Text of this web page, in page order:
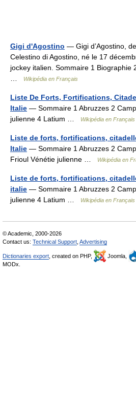
Gigi d'Agostino — Gigi d’Agostino,
Celestino di Agostino, né le 17
jockey italien. Sommaire 1 Biographie
Wikipédia en Français
Liste De Forts, Fortifications,
Italie — Sommaire 1 Abruzzes 2
julienne 4 Latium …
Wikipédia en Français
Liste de forts, fortifications,
Italie — Sommaire 1 Abruzzes 2
Frioul Vénétie julienne …
Wikipédia en
Liste de forts, fortifications,
italie — Sommaire 1 Abruzzes 2
julienne 4 Latium …
Wikipédia en Français
© Academic, 2000-2026
Contact us: Technical Support Advertising
Dictionaries export , created on PHP, Joomla,
MODx.